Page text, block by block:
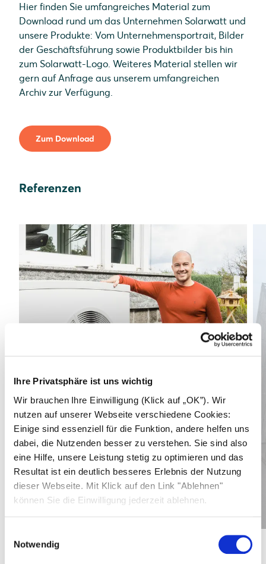
Ihre Privatsphäre ist uns wichtig
Wir brauchen Ihre Einwilligung (Klick auf „OK”). Wir
nutzen auf unserer Webseite verschiedene Cookies:
Einige sind essenziell für die Funktion, andere helfen uns
dabei, die Nutzenden besser zu verstehen. Sie sind also
eine Hilfe, unsere Leistung stetig zu optimieren und das
Resultat ist ein deutlich besseres Erlebnis der Nutzung
dieser Webseite. Mit Klick auf den Link "Ablehnen"
können Sie die Einwilligung jederzeit ablehnen.
Notwendig
Hier finden Sie umfangreiches Material zum
Download rund um das Unternehmen Solarwatt und
unsere Produkte: Vom Unternehmensportrait, Bilder
der Geschäftsführung sowie Produktbilder bis hin
zum Solarwatt-Logo. Weiteres Material stellen wir
gern auf Anfrage aus unserem umfangreichen
Archiv zur Verfügung.
Zum Download
Referenzen
19,3
kWp
Stromkosten pro kWh
Mehr erfahren